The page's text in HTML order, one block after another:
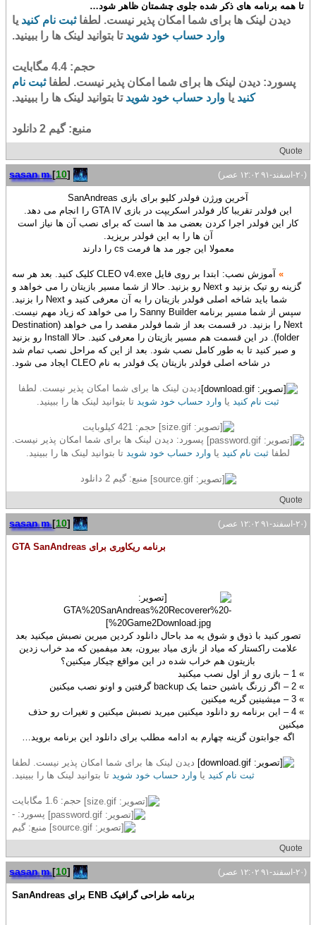
تا همه برنامه های ذکر شده جلوی چشمتان ظاهر شود…
دیدن لینک ها برای شما امکان پذیر نیست. لطفاثبت نام کنید یا
وارد حساب خود شوید تا بتوانید لینک ها را ببینید.
حجم: 4.4 مگابایت
پسورد: دیدن لینک ها برای شما امکان پذیر نیست. لطفاثبت نام
کنید یا وارد حساب خود شوید تا بتوانید لینک ها را ببینید.
منبع: گیم 2 دانلود
Quote
(۲۰-اسفند-۹۱ ۱۲:۰۲ عصر) sasan m[10]
آخرین ورژن فولدر کلیو برای بازی SanAndreas
این فولدر تقریبا کار فولدر اسکریپت در بازی GTA IV را انجام می دهد.
کار این فولدر اجرا کردن بعضی مد ها است که برای نصب آن ها نیاز است
آن ها را به این فولدر بریزید.
معمولا این جور مد ها فرمت cs را دارند
»
آموزش نصب: ابتدا بر روی فایل CLEO v4.exe کلیک کنید. بعد هر سه
گزینه رو تیک بزنید و Next رو بزنید. حالا از شما مسیر بازیتان را می خواهد و
شما باید شاخه اصلی فولدر بازیتان را به آن معرفی کنید و Next را بزنید.
سپس از شما مسیر برنامه Sanny Builder را می خواهد که زیاد مهم نیست.
Next را بزنید. در قسمت بعد از شما فولدر مقصد را می خواهد (Destination
folder). در این قسمت هم مسیر بازیتان را معرفی کنید. حالا Install رو بزنید
و صبر کنید تا به طور کامل نصب شود. بعد از این که مراحل نصب تمام شد
در شاخه اصلی فولدر بازیتان یک فولدر به نام CLEO ایجاد می شود.
دیدن لینک ها برای شما امکان پذیر نیست. لطفا
ثبت نام کنید یا وارد حساب خود شوید تا بتوانید لینک ها را ببینید.
حجم: 421 کیلوبایت
پسورد: دیدن لینک ها برای شما امکان پذیر نیست.
لطفا ثبت نام کنید یا وارد حساب خود شوید تا بتوانید لینک ها را ببینید.
منبع: گیم 2 دانلود
Quote
(۲۰-اسفند-۹۱ ۱۲:۰۲ عصر) sasan m[10]
برنامه ریکاوری برای GTA SanAndreas
تصور کنید با ذوق و شوق یه مد باحال دانلود کردین میرین نصبش میکنید بعد
علامت راکستار که میاد از بازی میاد بیرون، بعد میفمین که مد خراب زدین
بازیتون هم خراب شده در این مواقع چیکار میکنین؟
» 1 – بازی رو از اول نصب میکنید
» 2 – اگر زرنگ باشین حتما یک backup گرفتین و اونو نصب میکنین
» 3 – میشینین گریه میکنین
» 4 – این برنامه رو دانلود میکنین میرید نصبش میکنین و تغیرات رو حذف
میکنین
اگه جوابتون گزینه چهارم به ادامه مطلب برای دانلود این برنامه بروید…
دیدن لینک ها برای شما امکان پذیر نیست. لطفا
ثبت نام کنید یا وارد حساب خود شوید تا بتوانید لینک ها را ببینید.
حجم: 1.6 مگابایت
پسورد: -
منبع: گیم
Quote
(۲۰-اسفند-۹۱ ۱۲:۰۲ عصر) sasan m[10]
برنامه طراحی گرافیک ENB برای SanAndreas